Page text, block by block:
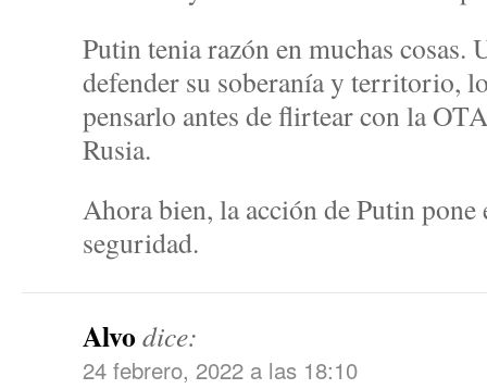
Putin tenia razón en muchas cosas.
defender su soberanía y territorio,
pensarlo antes de flirtear con la
Rusia.
Ahora bien, la acción de Putin pone
seguridad.
Alvodice:
24 febrero, 2022 a las 18:10